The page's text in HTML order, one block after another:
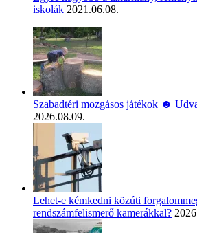
iskolák 2021.06.08.
Szabadtéri mozgásos játékok ☻
2026.08.09.
Lehet-e kémkedni közúti
rendszámfelismerő kamerákkal?